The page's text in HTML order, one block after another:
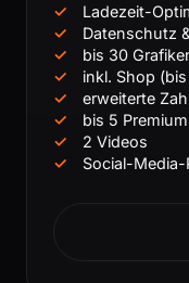
Ladezeit-
Datenschutz
bis 30
inkl. Shop
erweiterte
bis 5
2 Videos
Social-Media-